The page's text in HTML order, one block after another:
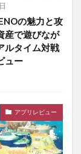
の魅力と攻
産で遊びなが
ルタイム対戦
ュー
アプリレビュー